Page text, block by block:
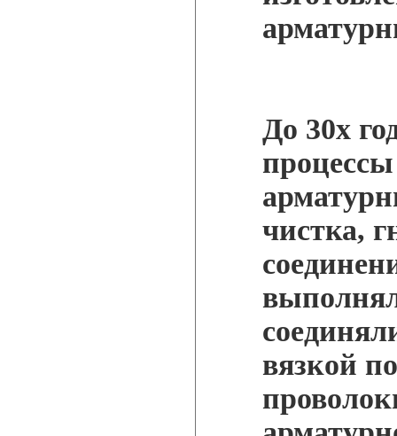
До 30х
процессы
чистка,
вязкой